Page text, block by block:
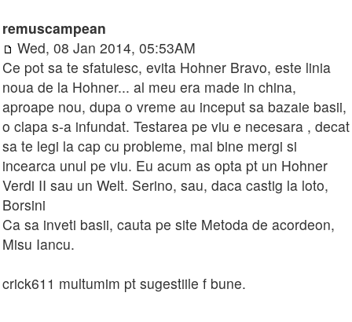
remuscampean
Wed, 08 Jan 2014, 05:53AM
Ce pot sa te sfatuiesc, evita Hohner Bravo, este linia
noua de la Hohner... al meu era made in china,
aproape nou, dupa o vreme au inceput sa bazaie basii,
o clapa s-a infundat. Testarea pe viu e necesara , decat
sa te legi la cap cu probleme, mai bine mergi si
incearca unul pe viu. Eu acum as opta pt un Hohner
Verdi II sau un Welt. Serino, sau, daca castig la loto,
Borsini
Ca sa inveti basii, cauta pe site Metoda de acordeon,
Misu Iancu.
crick611 multumim pt sugestiile f bune.